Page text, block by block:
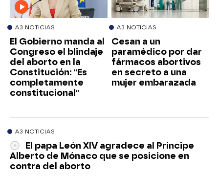
A3 NOTICIAS
El Gobierno manda al
Congreso el blindaje
del aborto en la
Constitución: "Es
completamente
constitucional"
A3 NOTICIAS
Cesan a un
paramédico por dar
fármacos abortivos
en secreto a una
mujer embarazada
A3 NOTICIAS
El papa León XIV agradece al Príncipe
Alberto de Mónaco que se posicione en
contra del aborto